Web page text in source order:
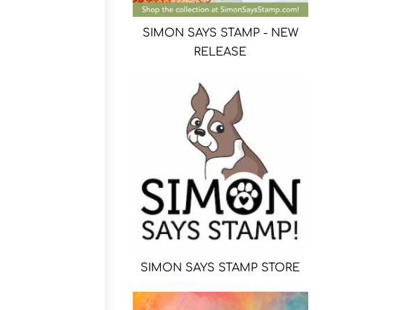
SIMON SAYS STAMP - NEW
RELEASE
SIMON SAYS STAMP STORE